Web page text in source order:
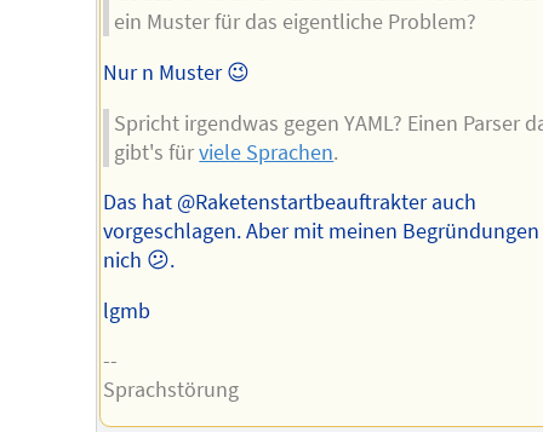
ein Muster für das eigentliche Problem?
Nur n Muster 😉
Spricht irgendwas gegen YAML? Einen Parser
gibt's fürviele Sprachen.
Das hat @Raketenstartbeauftrakter auch
vorgeschlagen. Aber mit meinen
nich 😕.
lgmb
--
Sprachstörung